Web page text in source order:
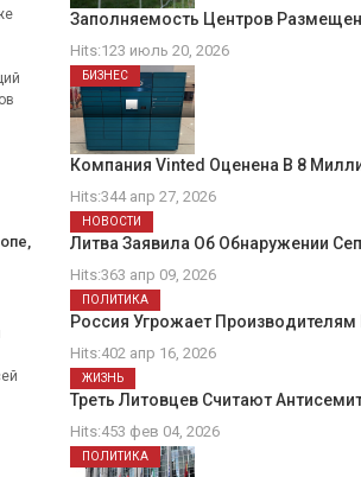
Заполняемость Центров
Hits:123 июль 20, 2026
Компания Vinted Оценена В 8
Hits:344 апр 27, 2026
БИЗНЕС
Литва Заявила Об Обнаружении
Hits:363 апр 09, 2026
НОВОСТИ
Россия Угрожает Производителям
Hits:402 апр 16, 2026
ПОЛИТИКА
Треть Литовцев Считают
Hits:453 фев 04, 2026
ЖИЗНЬ
ПОЛИТИКА